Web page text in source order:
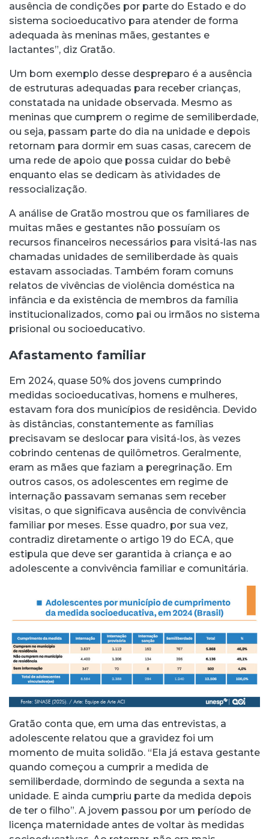
ausência de condições por parte do Estado e do
sistema socioeducativo para atender de forma
adequada às meninas mães, gestantes e
lactantes”, diz Gratão.
Um bom exemplo desse despreparo é a ausência
de estruturas adequadas para receber crianças,
constatada na unidade observada. Mesmo as
meninas que cumprem o regime de semiliberdade,
ou seja, passam parte do dia na unidade e depois
retornam para dormir em suas casas, carecem de
uma rede de apoio que possa cuidar do bebê
enquanto elas se dedicam às atividades de
ressocialização.
A análise de Gratão mostrou que os familiares de
muitas mães e gestantes não possuíam os
recursos financeiros necessários para visitá-las nas
chamadas unidades de semiliberdade às quais
estavam associadas. Também foram comuns
relatos de vivências de violência doméstica na
infância e da existência de membros da família
institucionalizados, como pai ou irmãos no sistema
prisional ou socioeducativo.
Afastamento familiar
Em 2024, quase 50% dos jovens cumprindo
medidas socioeducativas, homens e mulheres,
estavam fora dos municípios de residência. Devido
às distâncias, constantemente as famílias
precisavam se deslocar para visitá-los, às vezes
cobrindo centenas de quilômetros. Geralmente,
eram as mães que faziam a peregrinação. Em
outros casos, os adolescentes em regime de
internação passavam semanas sem receber
visitas, o que significava ausência de convivência
familiar por meses. Esse quadro, por sua vez,
contradiz diretamente o artigo 19 do ECA, que
estipula que deve ser garantida à criança e ao
adolescente a convivência familiar e comunitária.
Gratão conta que, em uma das entrevistas, a
adolescente relatou que a gravidez foi um
momento de muita solidão. “Ela já estava gestante
quando começou a cumprir a medida de
semiliberdade, dormindo de segunda a sexta na
unidade. E ainda cumpriu parte da medida depois
de ter o filho”. A jovem passou por um período de
licença maternidade antes de voltar às medidas